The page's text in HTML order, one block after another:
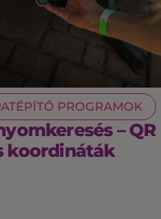
PROGRAMOK
–
koordináták